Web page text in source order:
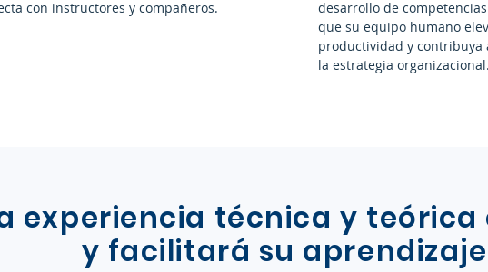
con instructores y compañeros.
desarrollo de
que su equipo humano
productividad y contribuya
la estrategia
experiencia técnica y
y facilitará su aprendizaje